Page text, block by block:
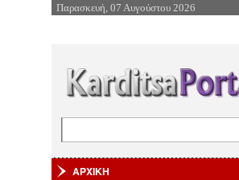
Επιστροφή στην Πλοήγηση
Παρασκευή, 07 Αυγούστου 2026
ΑΡΧΙΚΗ